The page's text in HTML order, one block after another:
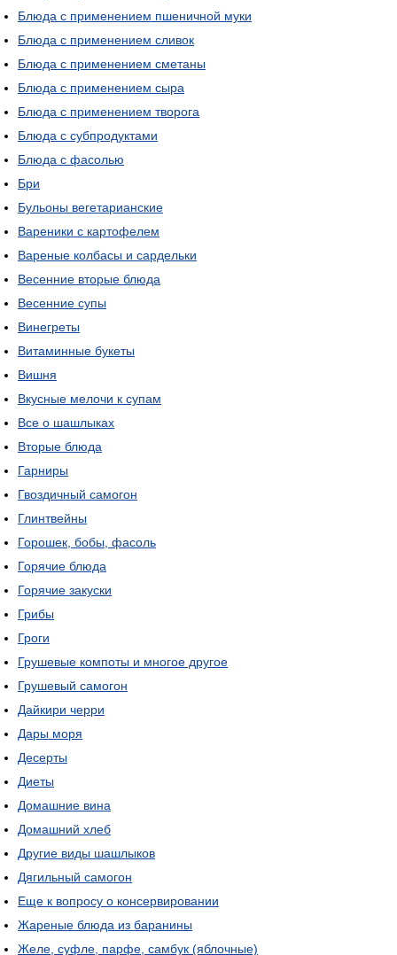
Блюда с применением пшеничной муки
Блюда с применением сливок
Блюда с применением сметаны
Блюда с применением сыра
Блюда с применением творога
Блюда с субпродуктами
Блюда с фасолью
Бри
Бульоны вегетарианские
Вареники с картофелем
Вареные колбасы и сардельки
Весенние вторые блюда
Весенние супы
Винегреты
Витаминные букеты
Вишня
Вкусные мелочи к супам
Все о шашлыках
Вторые блюда
Гарниры
Гвоздичный самогон
Глинтвейны
Горошек, бобы, фасоль
Горячие блюда
Горячие закуски
Грибы
Гроги
Грушевые компоты и многое другое
Грушевый самогон
Дайкири черри
Дары моря
Десерты
Диеты
Домашние вина
Домашний хлеб
Другие виды шашлыков
Дягильный самогон
Еще к вопросу о консервировании
Жареные блюда из баранины
Желе, суфле, парфе, самбук (яблочные)